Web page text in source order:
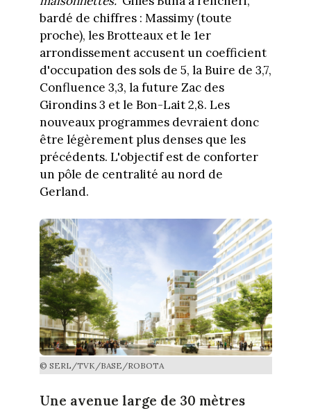
bardé de chiffres : Massimy (toute
proche), les Brotteaux et le 1er
arrondissement accusent un coefficient
d'occupation des sols de 5, la Buire de 3,7,
Confluence 3,3, la future Zac des
Girondins 3 et le Bon-Lait 2,8. Les
nouveaux programmes devraient donc
être légèrement plus denses que les
précédents. L'objectif est de conforter
un pôle de centralité au nord de
Gerland.
© SERL/TVK/BASE/ROBOTA
Une avenue large de 30 mètres